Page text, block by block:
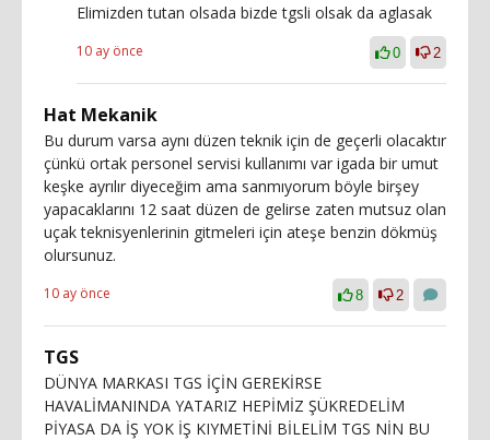
Elimizden tutan olsada bizde tgsli olsak da aglasak
10 ay önce 0 2
Hat Mekanik
Bu durum varsa aynı düzen teknik için de geçerli olacaktır
çünkü ortak personel servisi kullanımı var igada bir umut
keşke ayrılır diyeceğim ama sanmıyorum böyle birşey
yapacaklarını 12 saat düzen de gelirse zaten mutsuz olan
uçak teknisyenlerinin gitmeleri için ateşe benzin dökmüş
olursunuz.
10 ay önce 8 2
TGS
DÜNYA MARKASI TGS İÇİN GEREKİRSE
HAVALİMANINDA YATARIZ HEPİMİZ ŞÜKREDELİM
PİYASA DA İŞ YOK İŞ KIYMETİNİ BİLELİM TGS NİN BU